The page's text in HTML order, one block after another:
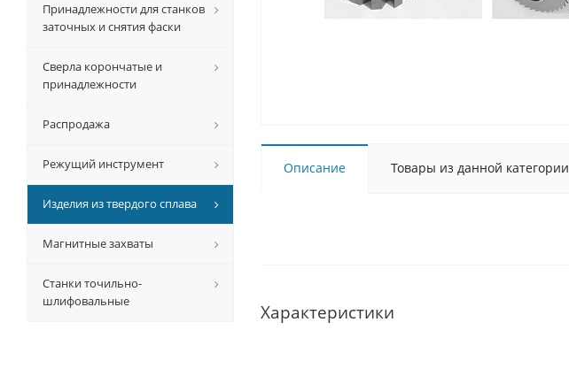
Описание Товары из данной категории
Характеристики
Принадлежности для станков
заточных и снятия фаски
Сверла корончатые и
принадлежности
Распродажа
Режущий инструмент
Изделия из твердого сплава
Магнитные захваты
Станки точильно-
шлифовальные